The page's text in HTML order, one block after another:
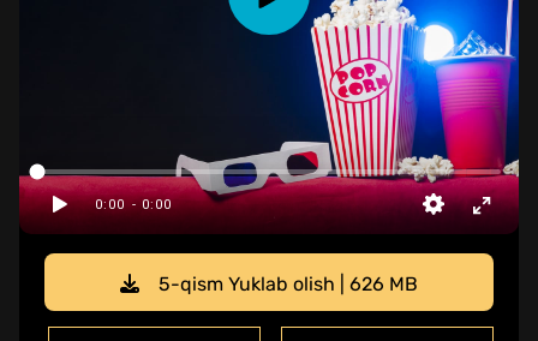
5-qism Yuklab olish | 626 MB